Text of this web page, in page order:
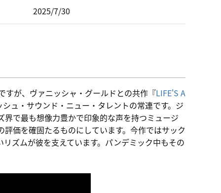
2025/7/30
すが、ヴァニッシャ・グールドとの共作『LIFE'S A
ュ・サウンド・ニュー・タレントの常連です。ジ
で最も想像力豊かで印象的な声を持つミュージ
価を確固たるものにしています。今作ではサック
ズムが彼を支えています。パンデミック中もその